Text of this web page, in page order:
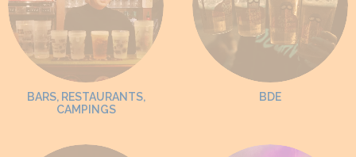
BARS, RESTAURANTS,
CAMPINGS
BDE